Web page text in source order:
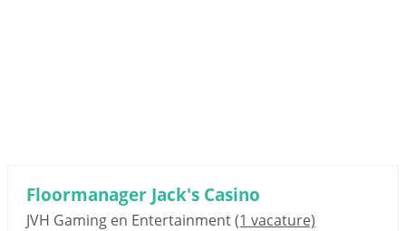
Floormanager Jack's Casino
JVH Gaming en Entertainment(1 vacature)